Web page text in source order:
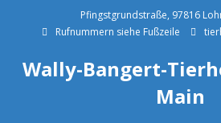
Pfingstgrundstraße, 97816
Rufnummern siehe Fußzeile
Wally-Bangert-
Main